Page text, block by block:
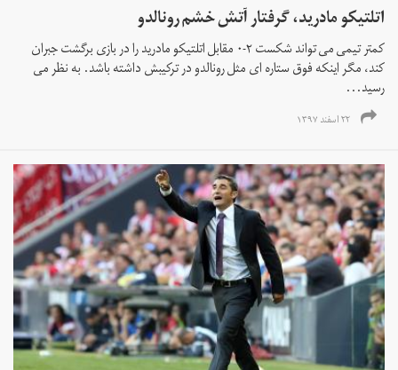
اتلتیکو مادرید، گرفتار آتش خشم رونالدو
کمتر تیمی می تواند شکست ۲-۰ مقابل اتلتیکو مادرید را در بازی برگشت جبران
کند، مگر اینکه فوق ستاره ای مثل رونالدو در ترکیبش داشته باشد. به نظر می
رسید...
۲۲ اسفند ۱۳۹۷